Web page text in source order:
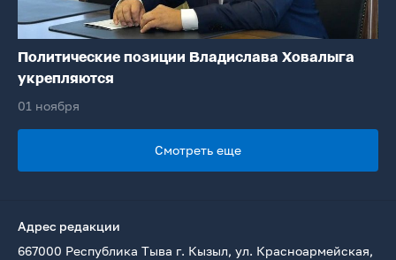
Политические позиции Владислава Ховалыга
укрепляются
01 ноября
Смотреть еще
Адрес редакции
667000 Республика Тыва г. Кызыл, ул. Красноармейская,